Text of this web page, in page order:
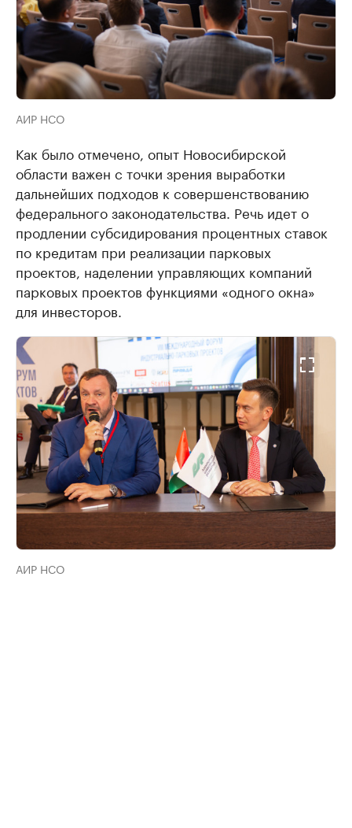
АИР НСО
Как было отмечено, опыт Новосибирской
области важен с точки зрения выработки
дальнейших подходов к совершенствованию
федерального законодательства. Речь идет о
продлении субсидирования процентных ставок
по кредитам при реализации парковых
проектов, наделении управляющих компаний
парковых проектов функциями «одного окна»
для инвесторов.
АИР НСО